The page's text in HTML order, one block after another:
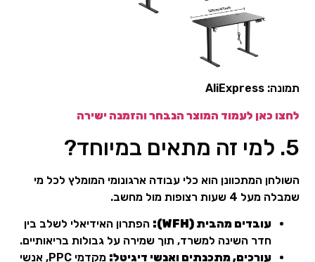
תמונה: AliExpress
לחצו כאן לעמוד המוצר הנבחר והזמנה ישירה
5. למי זה מתאים במיוחד?
השולחן המתכוונן הוא כלי עבודה ארגונומי המומלץ לכל מי
שמבלה מעל 4 שעות רצופות מול מחשב.
עובדים מהבית (WFH):
הפתרון האידיאלי לשלב בין
חדר השינה למשרד, תוך שמירה על גבולות בריאותיים.
עורכים, מתכנתים ואנשי דיגיטל:
מקדמי PPC, אנשי